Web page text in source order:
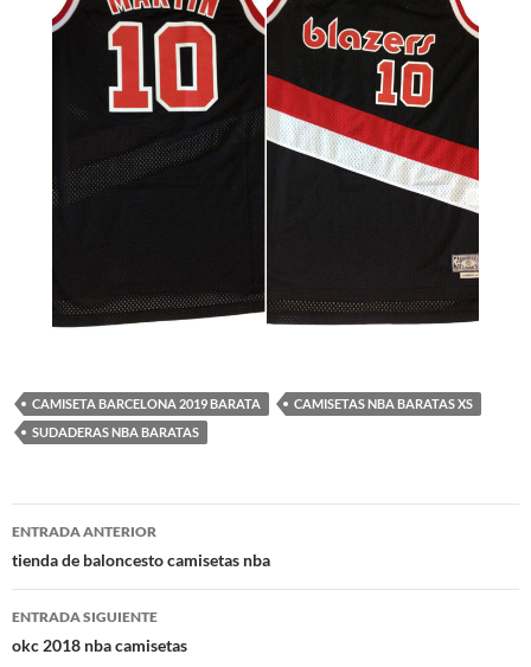
CAMISETA BARCELONA 2019 BARATA
CAMISETAS NBA BARATAS XS
SUDADERAS NBA BARATAS
Navegación
de
entradas
ENTRADA ANTERIOR
tienda de baloncesto camisetas nba
ENTRADA SIGUIENTE
okc 2018 nba camisetas